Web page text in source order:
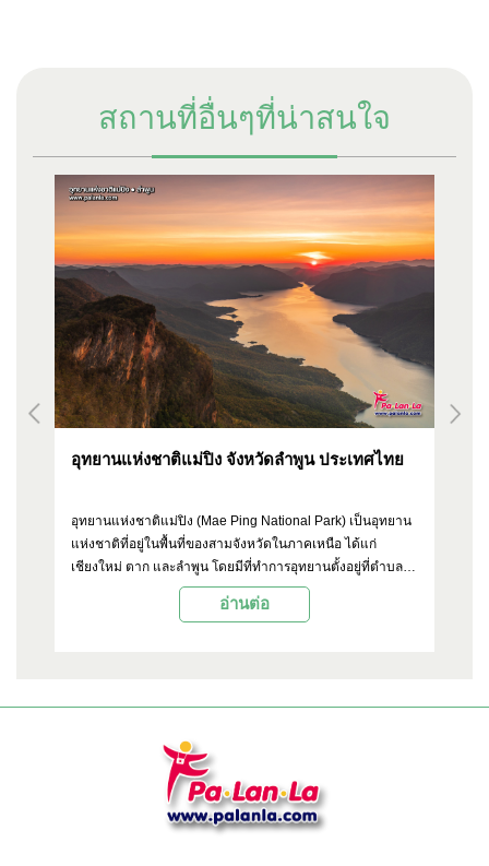
สถานที่อื่นๆที่น่าสนใจ
อุทยานแห่งชาติแม่ปิง จังหวัดลำพูน ประเทศไทย
อุทยานแห่งชาติแม่ปิง (Mae Ping National Park) เป็นอุทยาน
แห่งชาติที่อยู่ในพื้นที่ของสามจังหวัดในภาคเหนือ ได้แก่
เชียงใหม่ ตาก และลำพูน โดยมีที่ทำการอุทยานตั้งอยู่ที่ตำบล
แม่ลาน อำเภอลี้ จังหวัดลำพูน นอกจากธรรมชาติที่อุดมสมบูรณ์
แล้ว อุทยานแห่งชาติแม่ปิงยังมีทิวทัศน์ที่สวยงาม และแหล่ง
อ่านต่อ